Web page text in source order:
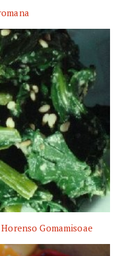
Gomamisoae